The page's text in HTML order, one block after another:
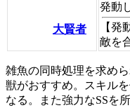
大賢者
発動
【発
敵を
雑魚の同時処理を求め
獣がおすすめ。スキル
なる。また強力なSSを